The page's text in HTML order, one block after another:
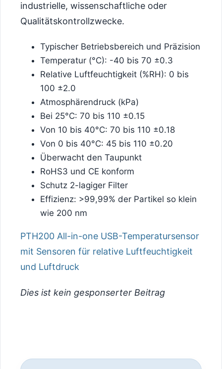
industrielle, wissenschaftliche oder
Qualitätskontrollzwecke.
Typischer Betriebsbereich und Präzision
Temperatur (°C): -40 bis 70 ±0.3
Relative Luftfeuchtigkeit (%RH): 0 bis
100 ±2.0
Atmosphärendruck (kPa)
Bei 25°C: 70 bis 110 ±0.15
Von 10 bis 40°C: 70 bis 110 ±0.18
Von 0 bis 40°C: 45 bis 110 ±0.20
Überwacht den Taupunkt
RoHS3 und CE konform
Schutz 2-lagiger Filter
Effizienz: >99,99% der Partikel so klein
wie 200 nm
PTH200 All-in-one USB-Temperatursensor
mit Sensoren für relative Luftfeuchtigkeit
und Luftdruck
Dies ist kein gesponserter Beitrag